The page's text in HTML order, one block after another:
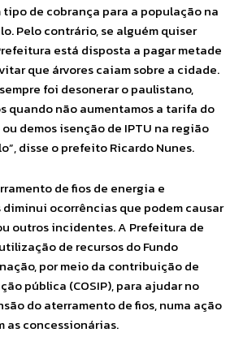
tipo de cobrança para a população na
Pelo contrário, se alguém quiser
está disposta a pagar metade
que árvores caiam sobre a cidade.
foi desonerar o paulistano,
quando não aumentamos a tarifa do
demos isenção de IPTU na região
disse o prefeito Ricardo Nunes.
de fios de energia e
ocorrências que podem causar
outros incidentes. A Prefeitura de
de recursos do Fundo
por meio da contribuição de
pública (COSIP), para ajudar no
do aterramento de fios, numa ação
as concessionárias.